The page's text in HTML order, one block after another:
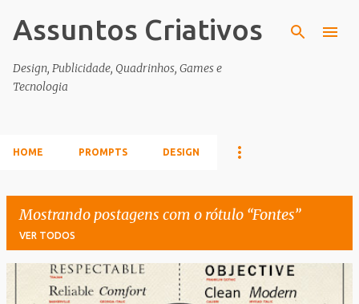
Pular para o conteúdo principal
Assuntos Criativos
Design, Publicidade, Quadrinhos, Games e
Tecnologia
HOME PROMPTS DESIGN
Mostrando postagens com o rótulo Fontes
VER TODOS